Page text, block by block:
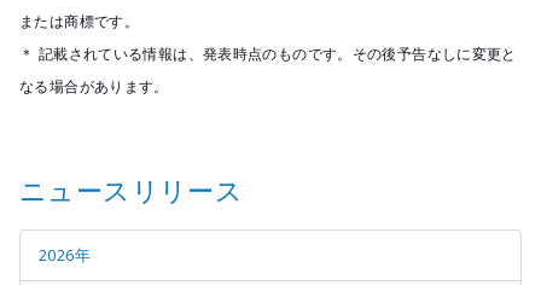
または商標です。
＊ 記載されている情報は、発表時点のものです。その後予告なしに変更と
なる場合があります。
ニュースリリース
2026年